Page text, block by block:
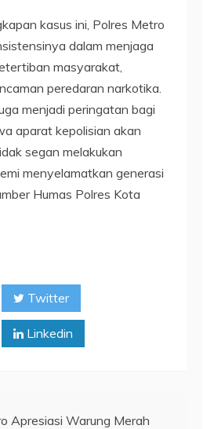
kasus ini, Polres Metro
dalam menjaga
masyarakat,
peredaran narkotika.
menjadi peringatan bagi
aparat kepolisian akan
segan melakukan
menyelamatkan generasi
Humas Polres Kota
Twitter
Linkedin
Apresiasi Warung Merah